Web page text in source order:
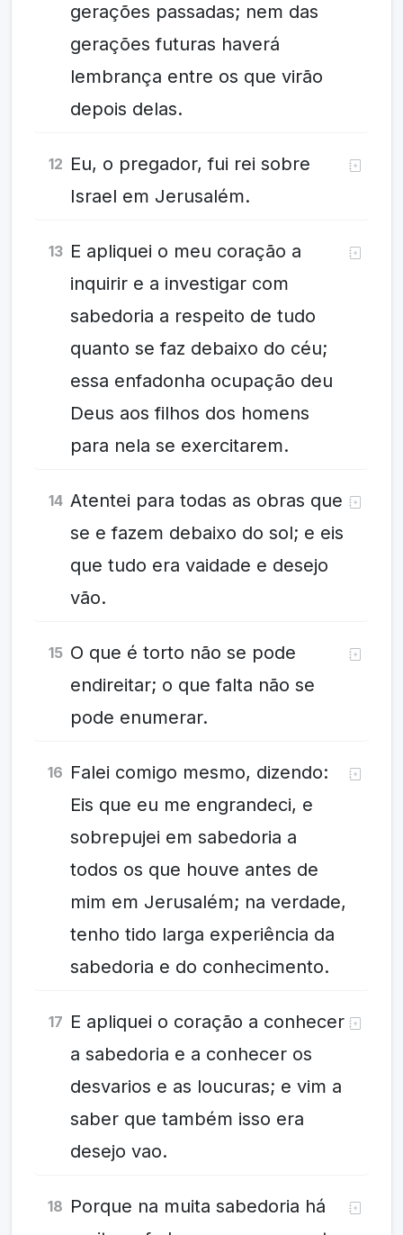
gerações passadas; nem das
gerações futuras haverá
lembrança entre os que virão
depois delas.
12 Eu, o pregador, fui rei sobre
Israel em Jerusalém.
13 E apliquei o meu coração a
inquirir e a investigar com
sabedoria a respeito de tudo
quanto se faz debaixo do céu;
essa enfadonha ocupação deu
Deus aos filhos dos homens
para nela se exercitarem.
14 Atentei para todas as obras que
se e fazem debaixo do sol; e eis
que tudo era vaidade e desejo
vão.
15 O que é torto não se pode
endireitar; o que falta não se
pode enumerar.
16 Falei comigo mesmo, dizendo:
Eis que eu me engrandeci, e
sobrepujei em sabedoria a
todos os que houve antes de
mim em Jerusalém; na verdade,
tenho tido larga experiência da
sabedoria e do conhecimento.
17 E apliquei o coração a conhecer
a sabedoria e a conhecer os
desvarios e as loucuras; e vim a
saber que também isso era
desejo vao.
18 Porque na muita sabedoria há